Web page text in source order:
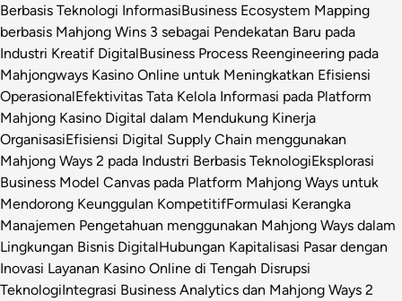
Berbasis Teknologi InformasiBusiness Ecosystem Mapping
berbasis Mahjong Wins 3 sebagai Pendekatan Baru pada
Industri Kreatif DigitalBusiness Process Reengineering pada
Mahjongways Kasino Online untuk Meningkatkan Efisiensi
OperasionalEfektivitas Tata Kelola Informasi pada Platform
Mahjong Kasino Digital dalam Mendukung Kinerja
OrganisasiEfisiensi Digital Supply Chain menggunakan
Mahjong Ways 2 pada Industri Berbasis TeknologiEksplorasi
Business Model Canvas pada Platform Mahjong Ways untuk
Mendorong Keunggulan KompetitifFormulasi Kerangka
Manajemen Pengetahuan menggunakan Mahjong Ways dalam
Lingkungan Bisnis DigitalHubungan Kapitalisasi Pasar dengan
Inovasi Layanan Kasino Online di Tengah Disrupsi
TeknologiIntegrasi Business Analytics dan Mahjong Ways 2